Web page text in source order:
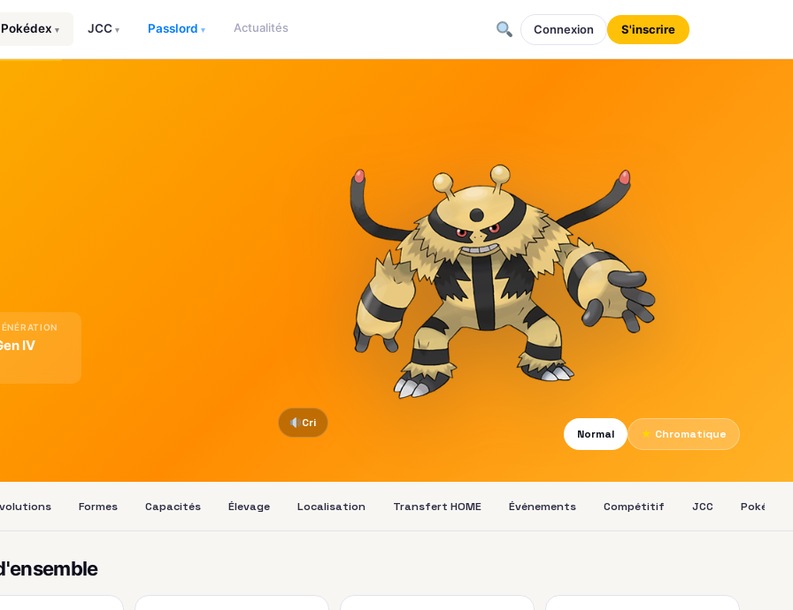
Pokédex ▾ JCC ▾ Passlord ▾ Actualités Connexion S'inscrire
IV
Cri
Normal
★ Chromatique
Formes Capacités Élevage Localisation Transfert HOME Événements Compétitif JCC Pokédex